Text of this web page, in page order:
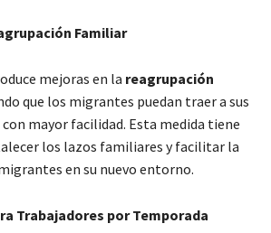
Familiar
mejoras en la reagrupación
que los migrantes puedan traer a sus
mayor facilidad. Esta medida tiene
los lazos familiares y facilitar la
en su nuevo entorno.
Trabajadores por Temporada